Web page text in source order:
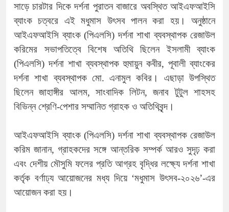
সাড়ে চারটার দিকে দর্শনা পুরাতন বাজারে অবস্থিত আইএফআইসি
ব্যাংক চত্বরে এই মধুমাস উৎসব পালন করা হয়। অনুষ্ঠানে
আইএফআইসি ব্যাংক (পিএলসি) দর্শনা শাখা ব্যবস্থাপক রেজাউল
করিমের সভাপতিত্বে বিশেষ অতিথি ছিলেন ইসলামী ব্যাংক
(পিএলসি) দর্শনা শাখা ব্যবস্থাপক হুমায়ুন কবীর, পূবালী ব্যাংকের
দর্শনা শাখা ব্যবস্থাপক মো. এনামুল কবির। এছাড়া উপস্থিত
ছিলেন জাহাঙ্গীর আলম, সাংবাদিক লিটন, জনাব টুটুল শাহসহ
বিভিন্ন শ্রেণি-পেশার সম্মানিত গ্রাহক ও অতিথিবৃন্দ।
আইএফআইসি ব্যাংক (পিএলসি) দর্শনা শাখা ব্যবস্থাপক রেজাউল
করিম জানান, গ্রাহকদের সঙ্গে আন্তরিক সম্পর্ক আরও সুদৃঢ় করা
এবং দেশীয় মৌসুমি ফলের প্রতি আগ্রহ বৃদ্ধির লক্ষ্যে দর্শনা শাখা
কর্তৃক বর্ণাঢ্য আয়োজনের মধ্য দিয়ে ‘মধুমাস উৎসব-২০২৬’-এর
আয়োজন করা হয়।